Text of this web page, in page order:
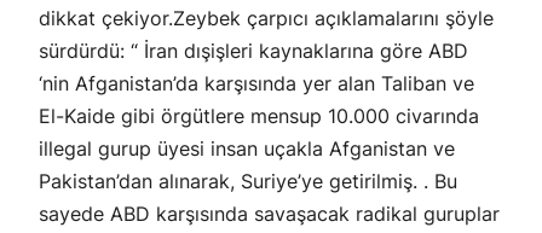
dikkat çekiyor.Zeybek çarpıcı açıklamalarını şöyle
sürdürdü: “ İran dışişleri kaynaklarına göre ABD
‘nin Afganistan’da karşısında yer alan Taliban ve
El-Kaide gibi örgütlere mensup 10.000 civarında
illegal gurup üyesi insan uçakla Afganistan ve
Pakistan’dan alınarak, Suriye’ye getirilmiş. . Bu
sayede ABD karşısında savaşacak radikal guruplar